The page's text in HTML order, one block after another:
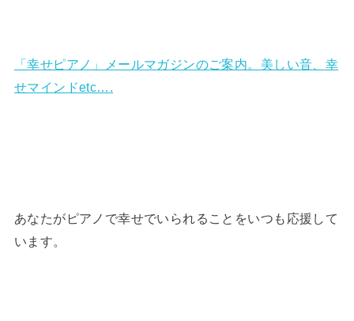
「幸せピアノ」メールマガジンのご案内。美しい音、幸
せマインドetc….
あなたがピアノで幸せでいられることをいつも応援して
います。